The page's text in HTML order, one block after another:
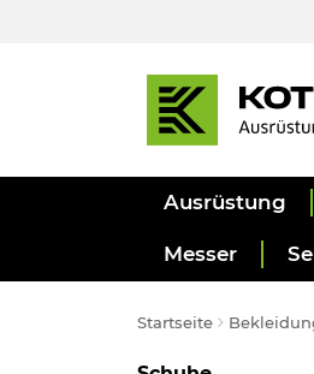
Ausrüstung
Messer
Startseite